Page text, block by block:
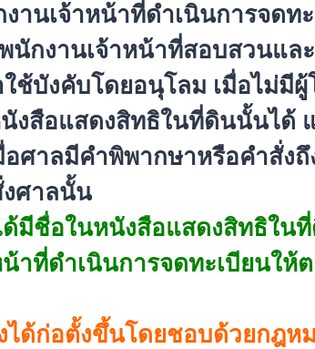
านเจ้าหน้าที่ดำเนินการจดท
นักงานเจ้าหน้าที่สอบสวนแล
ช้บังคับโดยอนุโลม เมื่อไม่มี
งสือแสดงสิทธิในที่ดินนั้นได้
ศาลมีคำพิพากษาหรือคำสั่ง
ศาลนั้น
มีชื่อในหนังสือแสดงสิทธิในที่
าที่ดำเนินการจดทะเบียนให้
ได้ก่อตั้งขึ้นโดยชอบด้วยกฎห